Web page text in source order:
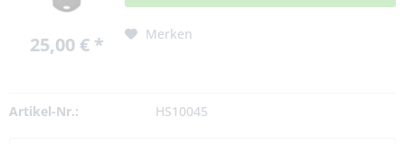
25,00 € * Merken
Artikel-Nr.: HS10045